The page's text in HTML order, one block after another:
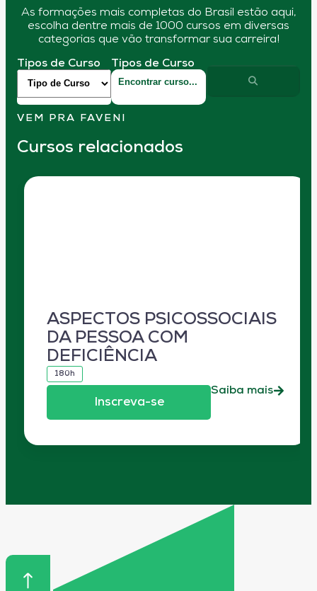
As formações mais completas do Brasil estão aqui,
escolha dentre mais de 1000 cursos em diversas
categorias que vão transformar sua carreira!
Tipos de Curso Tipos de Curso
VEM PRA FAVENI
Cursos relacionados
ASPECTOS PSICOSSOCIAIS
DA PESSOA COM
DEFICIÊNCIA
180h
Inscreva-se
Saiba mais